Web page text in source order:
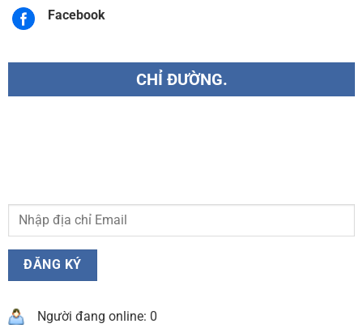
Facebook
CHỈ ĐƯỜNG.
Người đang online: 0